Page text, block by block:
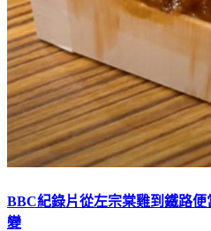
BBC紀錄片從左宗棠雞到鐵路
變